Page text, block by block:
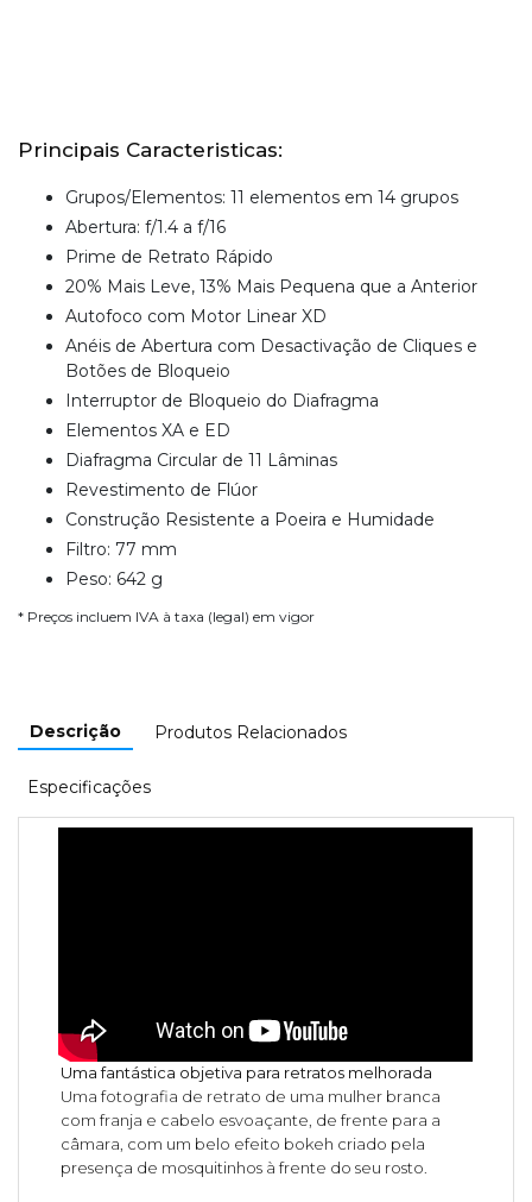
Principais Caracteristicas:
Grupos/Elementos: 11 elementos em 14 grupos
Abertura: f/1.4 a f/16
Prime de Retrato Rápido
20% Mais Leve, 13% Mais Pequena que a Anterior
Autofoco com Motor Linear XD
Anéis de Abertura com Desactivação de Cliques e
Botões de Bloqueio
Interruptor de Bloqueio do Diafragma
Elementos XA e ED
Diafragma Circular de 11 Lâminas
Revestimento de Flúor
Construção Resistente a Poeira e Humidade
Filtro: 77 mm
Peso: 642 g
* Preços incluem IVA à taxa (legal) em vigor
Descrição Produtos Relacionados
Especificações
Uma fantástica objetiva para retratos melhorada
Uma fotografia de retrato de uma mulher branca
com franja e cabelo esvoaçante, de frente para a
câmara, com um belo efeito bokeh criado pela
presença de mosquitinhos à frente do seu rosto.